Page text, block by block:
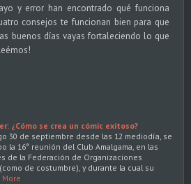
y error han encontrado qué funciona
consejos te funcionan bien para que
buenos días vayas fortaleciendo lo que
¿Cómo se crea un cómic exitoso?
30 de septiembre desde las 12 mediodía, se
la 16° reunión del Club Amalgama, en las
de la Federación de Organizaciones
de costumbre), y durante la cual su
More